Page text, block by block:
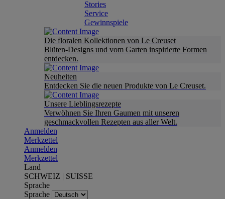
Stories
Service
Gewinnspiele
Die floralen Kollektionen von Le Creuset
Blüten-Designs und vom Garten inspirierte Formen
entdecken.
Neuheiten
Entdecken Sie die neuen Produkte von Le Creuset.
Unsere Lieblingsrezepte
Verwöhnen Sie Ihren Gaumen mit unseren
geschmackvollen Rezepten aus aller Welt.
Anmelden
Merkzettel
Anmelden
Merkzettel
Land
SCHWEIZ | SUISSE
Sprache
Sprache